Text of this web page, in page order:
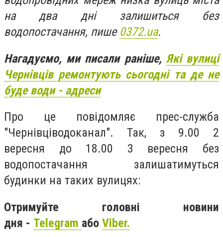
на два дні залишиться без
водопостачання, пише 0372.ua.
Нагадуємо, ми писали раніше, Які вулиці
Чернівців ремонтують сьогодні та де не
буде води - адреси
Про це повідомляє прес-служба
"Чернівціводоканал". Так, з 9.00 2
вересня до 18.00 3 вересня без
водопостачання залишатимуться
будинки на таких вулицях:
Отримуйте головні новини
дня - Telegram або Viber.